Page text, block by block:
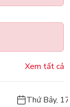
Xem tất cả
Thứ Bảy,